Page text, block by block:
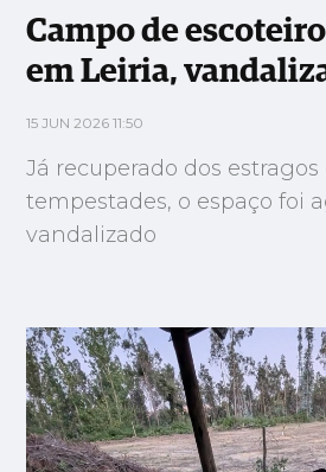
Campo de
em Leiria,
15 JUN 2026 11:50
Já recuperado dos estragos
tempestades, o espaço foi
vandalizado